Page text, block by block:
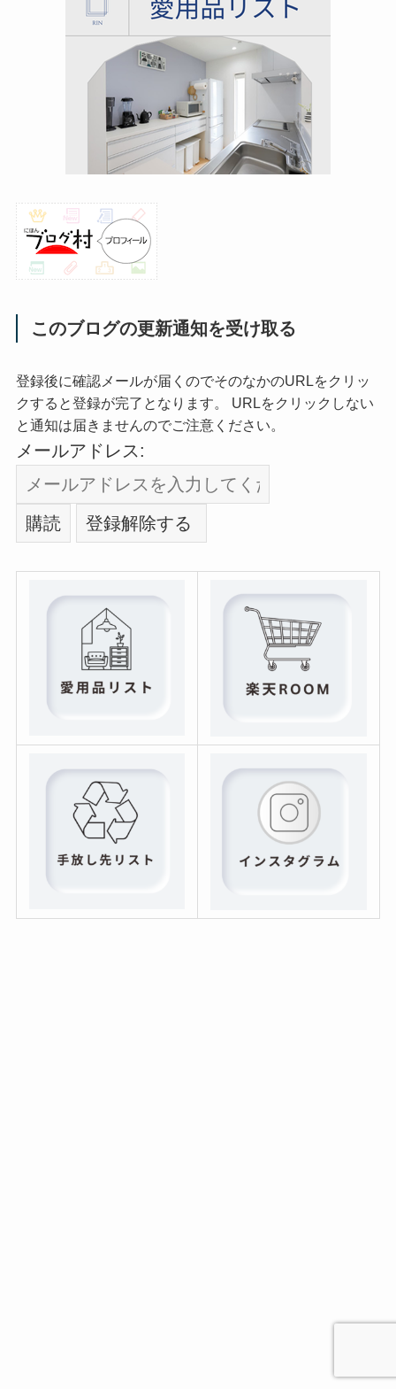
このブログの更新通知を受け取る
登録後に確認メールが届くのでそのなかのURLをクリッ
クすると登録が完了となります。 URLをクリックしない
と通知は届きませんのでご注意ください。
メールアドレス: